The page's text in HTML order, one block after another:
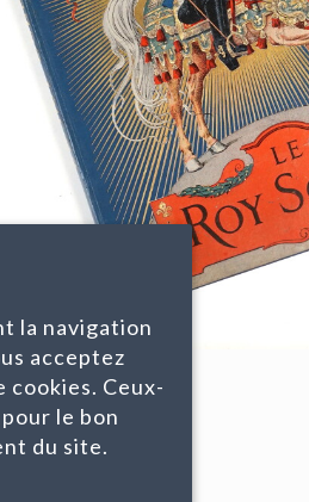
la navigation
acceptez
cookies. Ceux-
le bon
du site.